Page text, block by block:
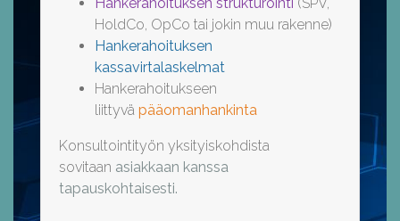
HoldCo, OpCo tai jokin muu rakenne)
Hankerahoituksen
kassavirtalaskelmat
Hankerahoitukseen
liittyvä pääomanhankinta
Konsultointityön yksityiskohdista
sovitaan asiakkaan kanssa
tapauskohtaisesti.